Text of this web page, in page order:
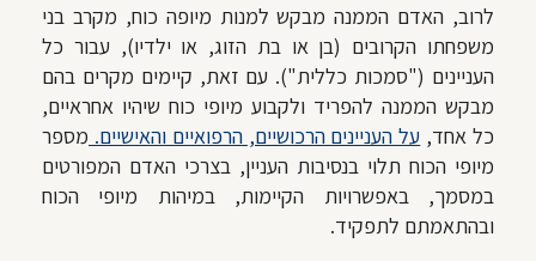
לרוב, האדם הממנה מבקש למנות מיופה כוח, מקרב בני
משפחתו הקרובים (בן או בת הזוג, או ילדיו), עבור כל
העניינים ("סמכות כללית"). עם זאת, קיימים מקרים בהם
מבקש הממנה להפריד ולקבוע מיופי כוח שיהיו אחראיים,
כל אחד, על העניינים הרכושיים, הרפואיים והאישיים. מספר
מיופי הכוח תלוי בנסיבות העניין, בצרכי האדם המפורטים
במסמך, באפשרויות הקיימות, במיהות מיופי הכוח
ובהתאמתם לתפקיד.